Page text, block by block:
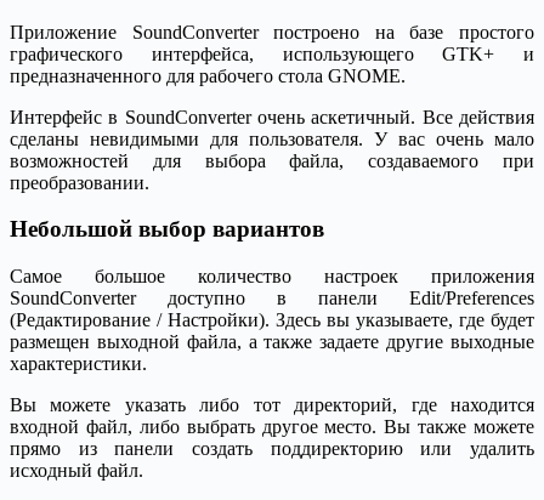
Приложение SoundConverter построено на базе простого
графического интерфейса, использующего GTK+ и
предназначенного для рабочего стола GNOME.
Интерфейс в SoundConverter очень аскетичный. Все действия
сделаны невидимыми для пользователя. У вас очень мало
возможностей для выбора файла, создаваемого при
преобразовании.
Небольшой выбор вариантов
Самое большое количество настроек приложения
SoundConverter доступно в панели Edit/Preferences
(Редактирование / Настройки). Здесь вы указываете, где будет
размещен выходной файла, а также задаете другие выходные
характеристики.
Вы можете указать либо тот директорий, где находится
входной файл, либо выбрать другое место. Вы также можете
прямо из панели создать поддиректорию или удалить
исходный файл.